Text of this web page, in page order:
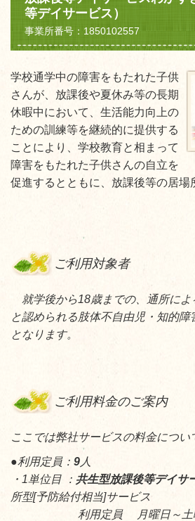
等デイサービス）
事業所番号：1850102557
学校通学中の障害をもたれた子供
さんが、放課後や夏休み等の長期
休暇中において、生活能力向上の
ための訓練等を継続的に提供する
ことにより、学校教育と相まって
障害をもたれた子供さんの自立を
促進するとともに、放課後等の居場
ご利用対象者
就学後から18歳までの、通所に
と認められる肢体不自由児・知的
となります。
ご利用料金のご案内
ここでは弊社サービスの料金につい
●利用定員： 9 人
・1単位目 ： 共生型放課後等デイサ
所型[予防給付相当]サービス
利用定員 月曜日～土曜